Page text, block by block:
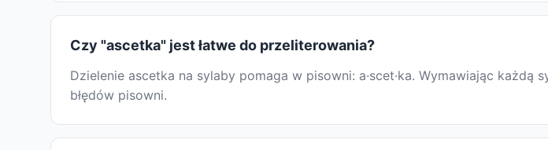
Czy "ascetka" jest łatwe do przeliterowania?
Dzielenie ascetka na sylaby pomaga w pisowni: a·scet·ka. Wymawiając
błędów pisowni.